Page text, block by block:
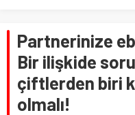
Partnerinize
Bir ilişkide
çiftlerden biri
olmalı!